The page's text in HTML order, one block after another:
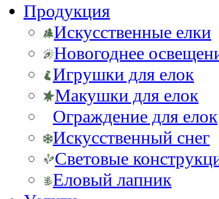
Продукция
Искусственные елки
Новогоднее
Игрушки для елок
Макушки для елок
Ограждение для елок
Искусственный снег
Световые
Еловый лапник